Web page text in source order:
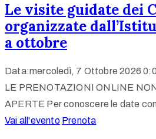
Le visite guidate dei
organizzate
a ottobre
Data:mercoledì, 7 Ottobre 2026
LE PRENOTAZIONI ONLINE
APERTE Per conoscere le date
Vai all'evento Prenota